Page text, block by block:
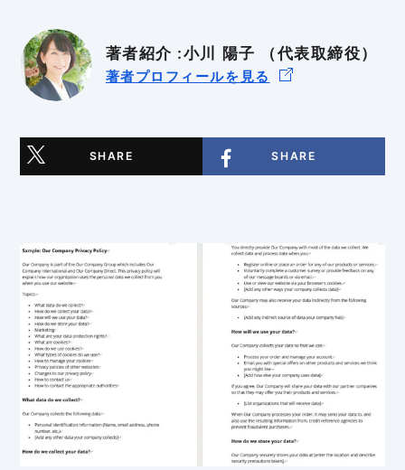
著者紹介 :小川 陽子 （代表取締役）
著者プロフィールを見る
SHARE SHARE